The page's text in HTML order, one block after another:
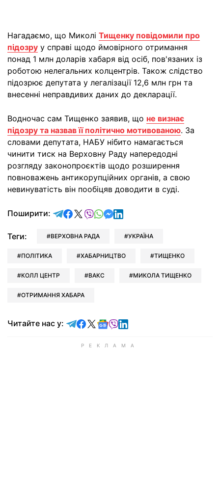
Нагадаємо, що Миколі Тищенку повідомили про
підозру у справі щодо ймовірного отримання
понад 1 млн доларів хабаря від осіб, пов'язаних із
роботою нелегальних колцентрів. Також слідство
підозрює депутата у легалізації 12,6 млн грн та
внесенні неправдивих даних до декларації.
Водночас сам Тищенко заявив, що не визнає
підозру та назвав її політично мотивованою. За
словами депутата, НАБУ нібито намагається
чинити тиск на Верховну Раду напередодні
розгляду законопроєктів щодо розширення
повноважень антикорупційних органів, а свою
невинуватість він пообіцяв доводити в суді.
Поширити: відправити у Telegram
поділитись у Facebook
поділитись у X
відправити у Viber
відправити у Whatsapp
відправити у Messenger
відправити у LinkedIn
Теги: ВЕРХОВНА РАДА УКРАЇНА
ПОЛІТИКА ХАБАРНИЦТВО ТИЩЕНКО
КОЛЛ ЦЕНТР ВАКС МИКОЛА ТИЩЕНКО
ОТРИМАННЯ ХАБАРА
Читайте нас у: Читайте у Telegram
Читайте у Facebook
Читайте у X
Читайте у Google news
Читайте у Viber
Читайте у LinkedIn